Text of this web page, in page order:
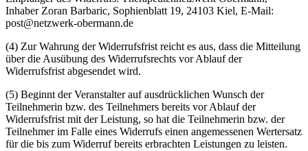
Inhaber Zoran Barbaric, Sophienblatt 19, 24103 Kiel, E-Mail:
post@netzwerk-obermann.de
(4) Zur Wahrung der Widerrufsfrist reicht es aus, dass die Mitteilung
über die Ausübung des Widerrufsrechts vor Ablauf der
Widerrufsfrist abgesendet wird.
(5) Beginnt der Veranstalter auf ausdrücklichen Wunsch der
Teilnehmerin bzw. des Teilnehmers bereits vor Ablauf der
Widerrufsfrist mit der Leistung, so hat die Teilnehmerin bzw. der
Teilnehmer im Falle eines Widerrufs einen angemessenen Wertersatz
für die bis zum Widerruf bereits erbrachten Leistungen zu leisten.